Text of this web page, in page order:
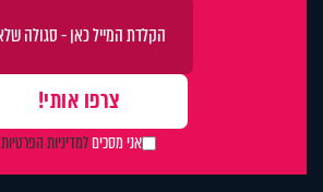
אני מסכיםלמדיניות הפרטיות